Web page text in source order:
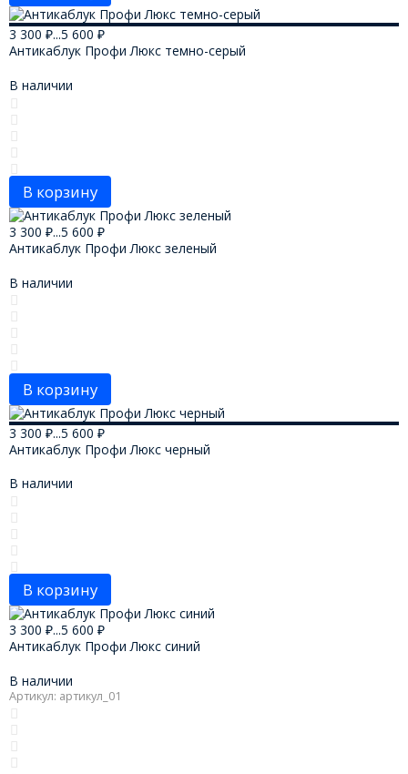
3 300 ₽...5 600 ₽
Антикаблук Профи Люкс темно-серый
В наличии
В корзину
3 300 ₽...5 600 ₽
Антикаблук Профи Люкс зеленый
В наличии
В корзину
3 300 ₽...5 600 ₽
Антикаблук Профи Люкс черный
В наличии
В корзину
3 300 ₽...5 600 ₽
Антикаблук Профи Люкс синий
В наличии
Артикул: артикул_01